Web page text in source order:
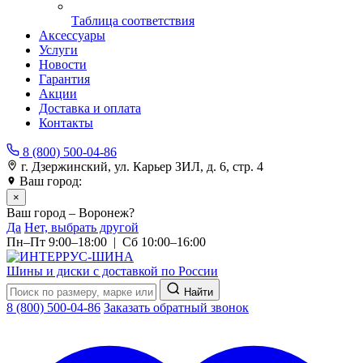
Таблица соответствия
Аксессуары
Услуги
Новости
Гарантия
Акции
Доставка и оплата
Контакты
8 (800) 500-04-86
г. Дзержинский, ул. Карьер ЗИЛ, д. 6, стр. 4
Ваш город:
×
Ваш город – Воронеж?
Да Нет, выбрать другой
Пн–Пт 9:00–18:00 | Сб 10:00–16:00
Шины и диски с доставкой по России
Найти
8 (800) 500-04-86 Заказать обратный звонок